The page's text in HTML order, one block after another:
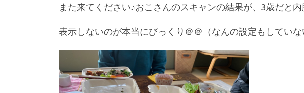
また来てください♪おこさんのスキャンの結果が、3歳だと
表示しないのが本当にびっくり＠＠（なんの設定もしていな